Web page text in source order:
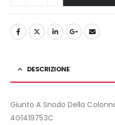
DESCRIZIONE
Giunto A Snodo Della
4G1419753C